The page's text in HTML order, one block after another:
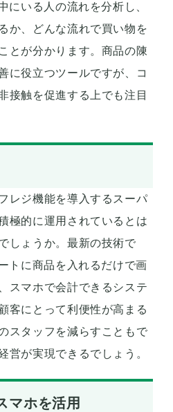
にいる人の流れを分析し、
か、どんな流れで買い物を
とが分かります。商品の陳
に役立つツールですが、コ
接触を促進する上でも注目
レジ機能を導入するスーパ
極的に運用されているとは
しょうか。最新の技術で
トに商品を入れるだけで画
スマホで会計できるシステ
客にとって利便性が高まる
スタッフを減らすこともで
営が実現できるでしょう。
マホを活用